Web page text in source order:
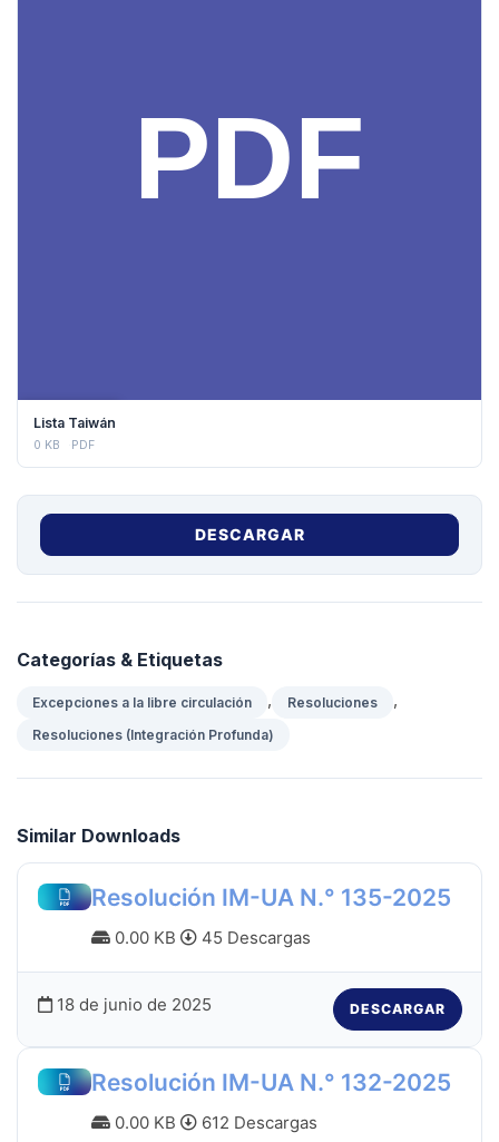
Lista Taiwán
0 KB PDF
DESCARGAR
Categorías & Etiquetas
Excepciones a la libre circulación Resoluciones
Resoluciones (Integración Profunda)
Similar Downloads
Resolución IM-UA N.° 135-2025
0.00 KB 45 Descargas
18 de junio de 2025 DESCARGAR
Resolución IM-UA N.° 132-2025
0.00 KB 612 Descargas